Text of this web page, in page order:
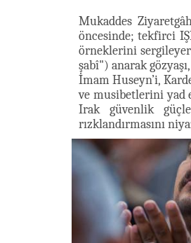
Mukaddes
öncesinde; tekfirci
örneklerini
şabî") anarak
İmam Huseyn’i,
ve musibetlerini yad
Irak güvenlik
rızklandırmasını